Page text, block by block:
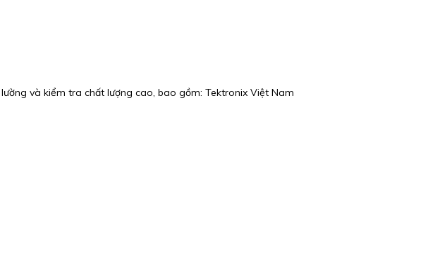
và kiểm tra chất lượng cao, bao gồm: Tektronix Việt Nam